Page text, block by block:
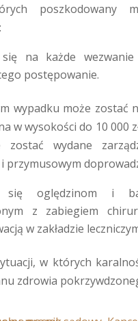
poszkodowany
się na każde
postępowanie.
wypadku może zostać
w wysokości do 10 000
zostać wydane
przymusowym
się oględzinom i
z zabiegiem
w zakładzie
w których
zdrowia